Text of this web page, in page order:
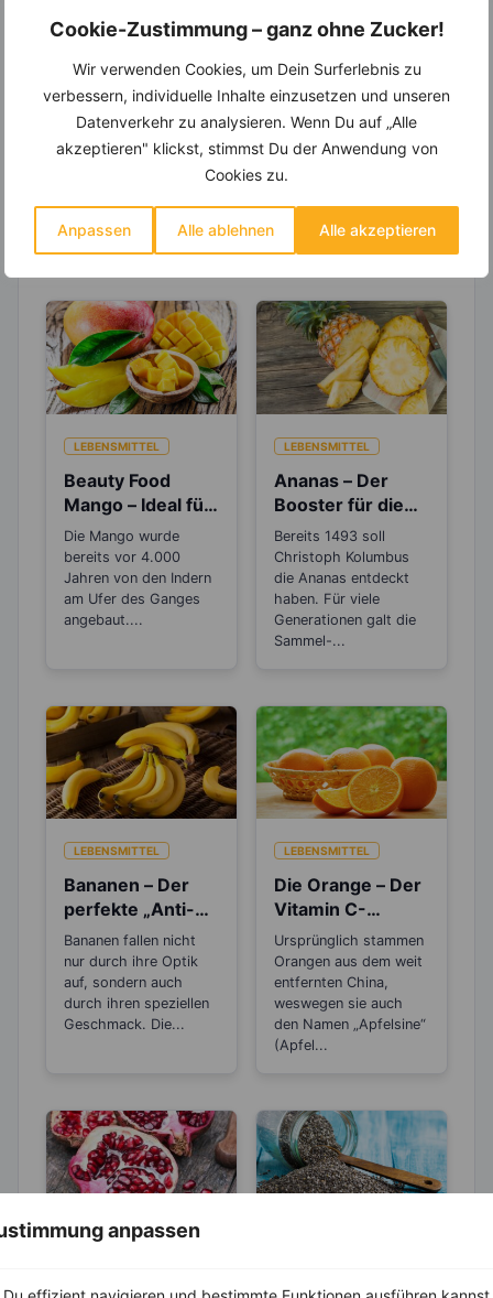
Cookie-Zustimmung – ganz ohne Zucker!
Wir verwenden Cookies, um Dein Surferlebnis zu
verbessern, individuelle Inhalte einzusetzen und unseren
Datenverkehr zu analysieren. Wenn Du auf „Alle
akzeptieren" klickst, stimmst Du der Anwendung von
Cookies zu.
Anpassen Alle ablehnen Alle akzeptieren
anpassen
Einkaufsliste und noch mehr?
viele hilfreiche und zeitsparende Möglichkeiten,
um Deine Ernährung optimal zu gestalten.
Erfahre mehr über die Zutaten
dieses Rezepts
LEBENSMITTEL
Beauty Food
Mango – Ideal für
die
Zellerneuerung
und eine schöne
Haut
Die Mango wurde
bereits vor 4.000
Jahren von den Indern
am Ufer des Ganges
angebaut....
LEBENSMITTEL
Ananas – Der
Booster für die
Fettverbrennung
?
Bereits 1493 soll
Christoph Kolumbus
die Ananas entdeckt
haben. Für viele
Generationen galt die
Sammel-...
LEBENSMITTEL
Bananen – Der
perfekte „Anti-
Stress“-Snack
Bananen fallen nicht
nur durch ihre Optik
auf, sondern auch
durch ihren speziellen
Geschmack. Die...
LEBENSMITTEL
Die Orange – Der
Vitamin C-
Booster für die
kalte Jahreszeit
Ursprünglich stammen
Orangen aus dem weit
entfernten China,
weswegen sie auch
den Namen „Apfelsine“
(Apfel...
Der Granatapfel –
Gesund